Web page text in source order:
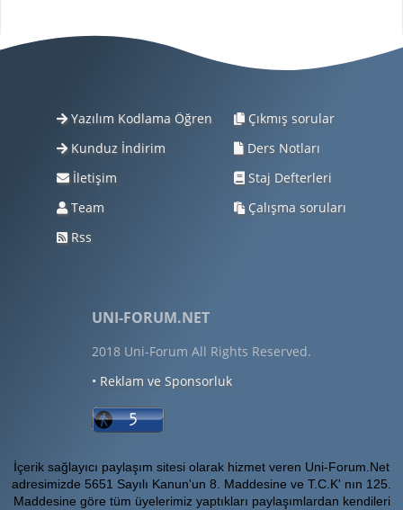
Yazılım Kodlama Öğren
Kunduz İndirim
İletişim
Team
Rss
Çıkmış sorular
Ders Notları
Staj Defterleri
Çalışma soruları
UNI-FORUM.NET
2018 Uni-Forum All Rights Reserved.
• Reklam ve Sponsorluk
İçerik sağlayıcı paylaşım sitesi olarak hizmet veren Uni-Forum.Net
adresimizde 5651 Sayılı Kanun'un 8. Maddesine ve T.C.K' nın 125.
Maddesine göre tüm üyelerimiz yaptıkları paylaşımlardan kendileri